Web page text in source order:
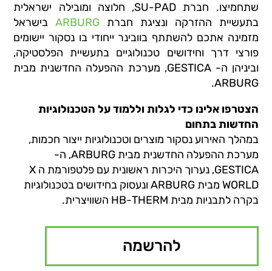
שתחמיצו. חברת SU-PAD, חלוצה ומובילה ישראלית
בתעשיית ההזרקה ונציגת חברת ARBURGבישראל
מזמינה אתכם להשתתף בוובינר ייחודי בו נסקור יישומים
פורצי דרך וחידושים טכנולוגיים בתעשיית הפלסטיקה,
וביניהן ה- GESTICA, מערכת ההפעלה החדשנית מבית
ARBURG.
הצטרפו אלינו כדי לגלות וללמוד על הטכנולוגיות
החדשות בתחום
במהלך האירוע נסקור מוצרים וטכנולוגיות ייצור חכמות,
מערכת ההפעלה החדשנית מבית ARBURG, ה-
GESTICA, נערוך היכרות ראשונית עם פלטפורמת ה X
WORLD מבית ARBURG ונעסוק בחידושים בטכנולוגיות
בקרה לתבניות מבית HB-THERM השוויצרית.
להרשמה